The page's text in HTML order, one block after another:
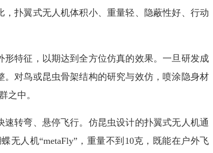
扑翼式无人机体积小、重量轻、隐蔽性好、行动
特征，以期达到全方位仿真的效果。一旦研发成
对鸟或昆虫骨架结构的研究与效仿，喷涂隐身材
之中。
转弯、悬停飞行。仿昆虫设计的扑翼式无人机通
无人机“metaFly”，重量不到10克，既能在户外飞